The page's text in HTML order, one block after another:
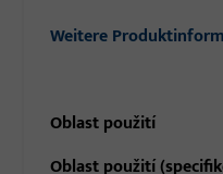
Weitere
Oblast použití
Oblast použití